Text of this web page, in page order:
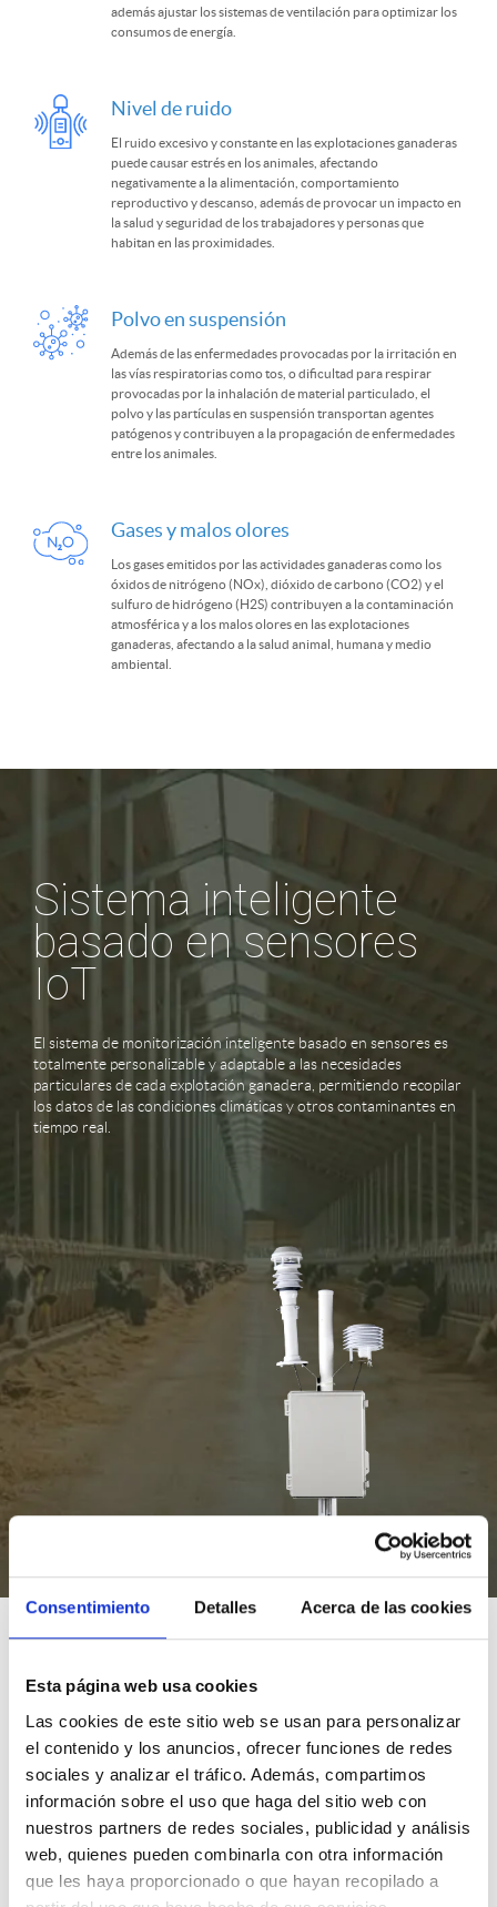
Consentimiento Detalles Acerca de las cookies
Esta página web usa cookies
Las cookies de este sitio web se usan para personalizar
el contenido y los anuncios, ofrecer funciones de redes
sociales y analizar el tráfico. Además, compartimos
información sobre el uso que haga del sitio web con
nuestros partners de redes sociales, publicidad y análisis
web, quienes pueden combinarla con otra información
que les haya proporcionado o que hayan recopilado a
además ajustar los sistemas de ventilación para optimizar los
consumos de energía.
Nivel de ruido
El ruido excesivo y constante en las explotaciones ganaderas
puede causar estrés en los animales, afectando
negativamente a la alimentación, comportamiento
reproductivo y descanso, además de provocar un impacto en
la salud y seguridad de los trabajadores y personas que
habitan en las proximidades.
Polvo en suspensión
Además de las enfermedades provocadas por la irritación en
las vías respiratorias como tos, o dificultad para respirar
provocadas por la inhalación de material particulado, el
polvo y las partículas en suspensión transportan agentes
patógenos y contribuyen a la propagación de enfermedades
entre los animales.
Gases y malos olores
Los gases emitidos por las actividades ganaderas como los
óxidos de nitrógeno (NOx), dióxido de carbono (CO2) y el
sulfuro de hidrógeno (H2S) contribuyen a la contaminación
atmosférica y a los malos olores en las explotaciones
ganaderas, afectando a la salud animal, humana y medio
ambiental.
Sistema inteligente
basado en sensores
IoT
El sistema de monitorización inteligente basado en sensores es
totalmente personalizable y adaptable a las necesidades
particulares de cada explotación ganadera, permitiendo recopilar
los datos de las condiciones climáticas y otros contaminantes en
tiempo real.
Plataforma de
monitorización en
granjas
Ofrecemos una solución completa basada en una red de sensores
instalados en las localizaciones más relevantes de la explotación
que recogen
datos relevantes en tiempo real de temperatura,